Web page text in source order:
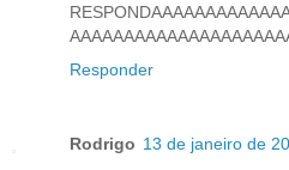
Responder
Rodrigo 13 de janeiro de